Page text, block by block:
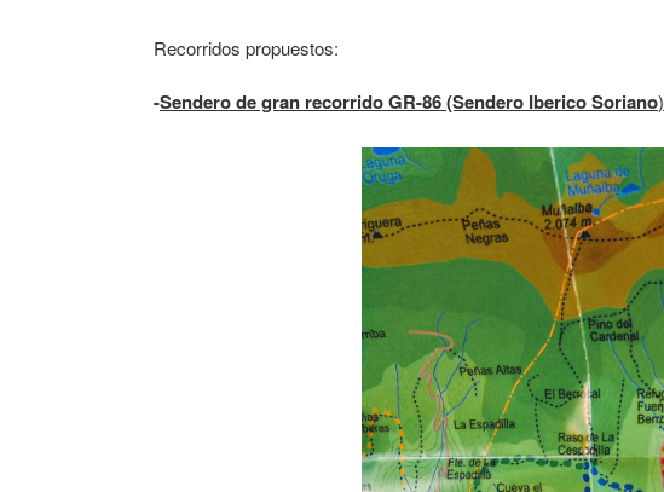
Recorridos propuestos:
-Sendero de gran recorrido GR-86 (Sendero Iberico Soriano)